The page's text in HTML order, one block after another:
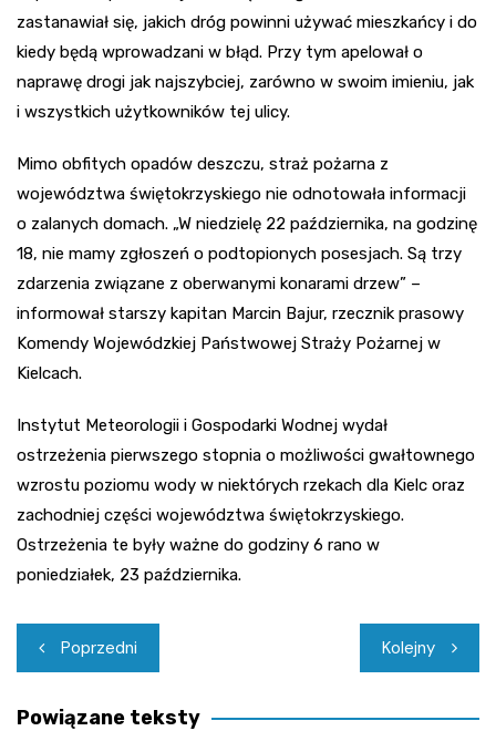
zastanawiał się, jakich dróg powinni używać mieszkańcy i do
kiedy będą wprowadzani w błąd. Przy tym apelował o
naprawę drogi jak najszybciej, zarówno w swoim imieniu, jak
i wszystkich użytkowników tej ulicy.
Mimo obfitych opadów deszczu, straż pożarna z
województwa świętokrzyskiego nie odnotowała informacji
o zalanych domach. „W niedzielę 22 października, na godzinę
18, nie mamy zgłoszeń o podtopionych posesjach. Są trzy
zdarzenia związane z oberwanymi konarami drzew” –
informował starszy kapitan Marcin Bajur, rzecznik prasowy
Komendy Wojewódzkiej Państwowej Straży Pożarnej w
Kielcach.
Instytut Meteorologii i Gospodarki Wodnej wydał
ostrzeżenia pierwszego stopnia o możliwości gwałtownego
wzrostu poziomu wody w niektórych rzekach dla Kielc oraz
zachodniej części województwa świętokrzyskiego.
Ostrzeżenia te były ważne do godziny 6 rano w
poniedziałek, 23 października.
Nawigacja
wpisu
Poprzedni Kolejny
Powiązane teksty